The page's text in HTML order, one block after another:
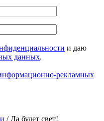
и даю
данных.
рекламных
/ Да будет свет!